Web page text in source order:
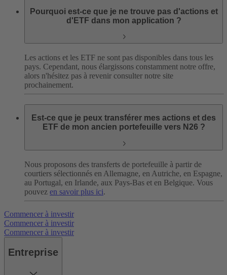
Pourquoi est-ce que je ne trouve pas d'actions et
d'ETF dans mon application ?
Les actions et les ETF ne sont pas disponibles dans tous les
pays. Cependant, nous élargissons constamment notre offre,
alors n'hésitez pas à revenir consulter notre site
prochainement.
Est-ce que je peux transférer mes actions et des
ETF de mon ancien portefeuille vers N26 ?
Nous proposons des transferts de portefeuille à partir de
courtiers sélectionnés en Allemagne, en Autriche, en Espagne,
au Portugal, en Irlande, aux Pays-Bas et en Belgique. Vous
pouvez en savoir plus ici.
Commencer à investir
Commencer à investir
Commencer à investir
Entreprise